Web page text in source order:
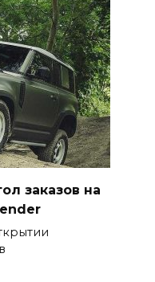
заказов на